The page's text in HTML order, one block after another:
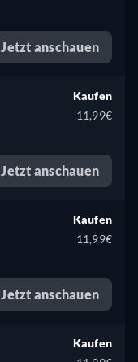
Jetzt anschauen
Kaufen
11,99€
Jetzt anschauen
Kaufen
11,99€
Jetzt anschauen
Kaufen